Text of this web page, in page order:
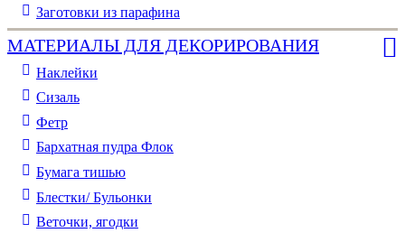
Заготовки из парафина
МАТЕРИАЛЫ ДЛЯ ДЕКОРИРОВАНИЯ
Наклейки
Сизаль
Фетр
Бархатная пудра Флок
Бумага тишью
Блестки/ Бульонки
Веточки, ягодки